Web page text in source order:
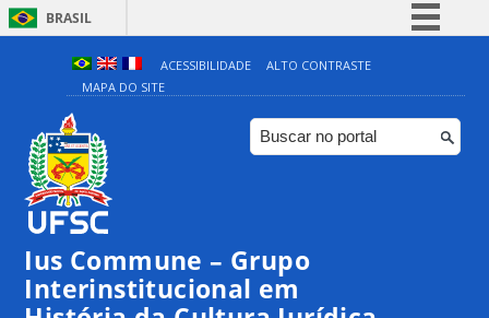
BRASIL
Simplifique!
Comunica BR
Participe
ACESSIBILIDADE
ALTO CONTRASTE
MAPA DO SITE
Ius Commune – Grupo
Interinstitucional em